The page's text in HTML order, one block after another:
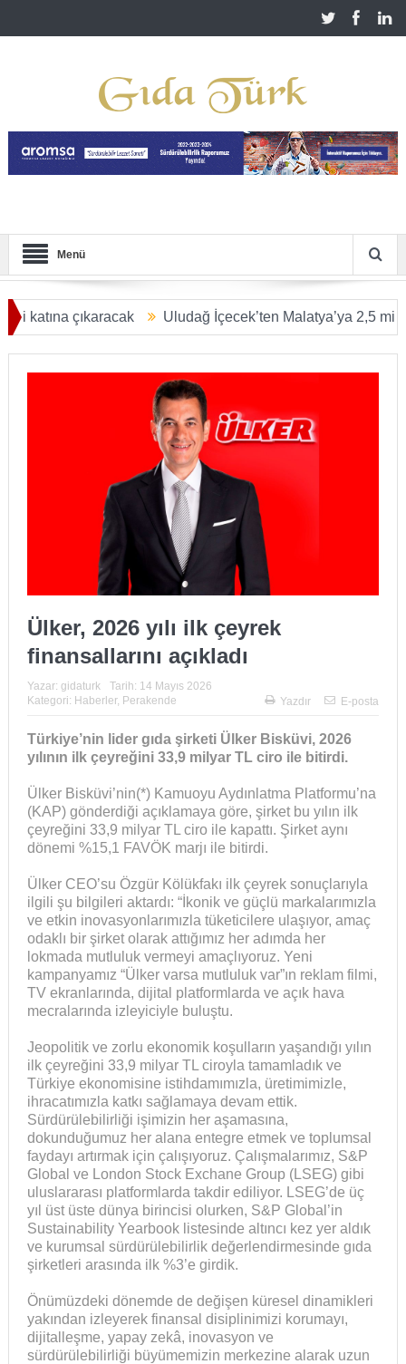
Menü
çıkaracak Uludağ İçecek’ten Malatya’ya 2,5 milyar
Ülker, 2026 yılı ilk çeyrek
finansallarını açıkladı
Yazar: gidaturk Tarih: 14 Mayıs 2026
Kategori: Haberler, Perakende Yazdır E-posta
Türkiye’nin lider gıda şirketi Ülker Bisküvi, 2026
yılının ilk çeyreğini 33,9 milyar TL ciro ile bitirdi.
Ülker Bisküvi’nin(*) Kamuoyu Aydınlatma Platformu’na
(KAP) gönderdiği açıklamaya göre, şirket bu yılın ilk
çeyreğini 33,9 milyar TL ciro ile kapattı. Şirket aynı
dönemi %15,1 FAVÖK marjı ile bitirdi.
Ülker CEO’su Özgür Kölükfakı ilk çeyrek sonuçlarıyla
ilgili şu bilgileri aktardı: “İkonik ve güçlü markalarımızla
ve etkin inovasyonlarımızla tüketicilere ulaşıyor, amaç
odaklı bir şirket olarak attığımız her adımda her
lokmada mutluluk vermeyi amaçlıyoruz. Yeni
kampanyamız “Ülker varsa mutluluk var”ın reklam filmi,
TV ekranlarında, dijital platformlarda ve açık hava
mecralarında izleyiciyle buluştu.
Jeopolitik ve zorlu ekonomik koşulların yaşandığı yılın
ilk çeyreğini 33,9 milyar TL ciroyla tamamladık ve
Türkiye ekonomisine istihdamımızla, üretimimizle,
ihracatımızla katkı sağlamaya devam ettik.
Sürdürülebilirliği işimizin her aşamasına,
dokunduğumuz her alana entegre etmek ve toplumsal
faydayı artırmak için çalışıyoruz. Çalışmalarımız, S&P
Global ve London Stock Exchane Group (LSEG) gibi
uluslararası platformlarda takdir ediliyor. LSEG’de üç
yıl üst üste dünya birincisi olurken, S&P Global’in
Sustainability Yearbook listesinde altıncı kez yer aldık
ve kurumsal sürdürülebilirlik değerlendirmesinde gıda
şirketleri arasında ilk %3’e girdik.
Önümüzdeki dönemde de değişen küresel dinamikleri
yakından izleyerek finansal disiplinimizi korumayı,
dijitalleşme, yapay zekâ, inovasyon ve
sürdürülebilirliği büyümemizin merkezine alarak uzun